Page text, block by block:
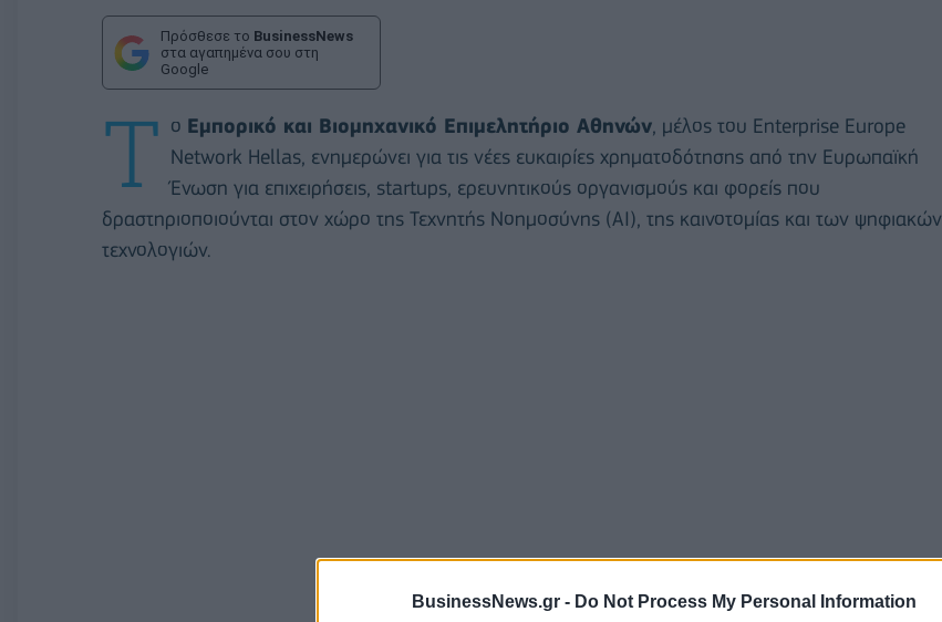
BusinessNews.gr - Do Not Process My Personal Information
Πρόσθεσε το BusinessNews
στα αγαπημένα σου στη
Google
Τ ο Εμπορικό και Βιομηχανικό Επιμελητήριο Αθηνών, μέλος του Enterprise Europe
Network Hellas, ενημερώνει για τις νέες ευκαιρίες χρηματοδότησης από την Ευρωπαϊκή
Ένωση για επιχειρήσεις, startups, ερευνητικούς οργανισμούς και φορείς που
δραστηριοποιούνται στον χώρο της Τεχνητής Νοημοσύνης (AI), της καινοτομίας και των ψηφιακών
τεχνολογιών.